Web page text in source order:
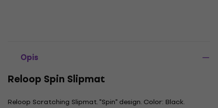
Opis
Reloop Spin Slipmat
Reloop Scratching Slipmat. "Spin" design. Color: Black.